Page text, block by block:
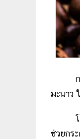
กาแฟ
มะนาว
โดยถ้
ช่วยกร